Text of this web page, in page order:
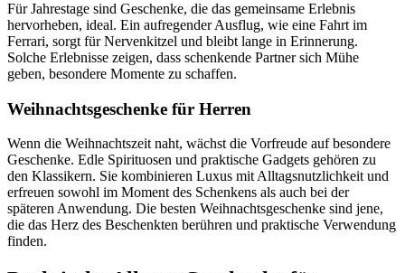
Für Jahrestage sind Geschenke, die das gemeinsame Erlebnis
hervorheben, ideal. Ein aufregender Ausflug, wie eine Fahrt im
Ferrari, sorgt für Nervenkitzel und bleibt lange in Erinnerung.
Solche Erlebnisse zeigen, dass schenkende Partner sich Mühe
geben, besondere Momente zu schaffen.
Weihnachtsgeschenke für Herren
Wenn die Weihnachtszeit naht, wächst die Vorfreude auf besondere
Geschenke. Edle Spirituosen und praktische Gadgets gehören zu
den Klassikern. Sie kombinieren Luxus mit Alltagsnutzlichkeit und
erfreuen sowohl im Moment des Schenkens als auch bei der
späteren Anwendung. Die besten Weihnachtsgeschenke sind jene,
die das Herz des Beschenkten berühren und praktische Verwendung
finden.